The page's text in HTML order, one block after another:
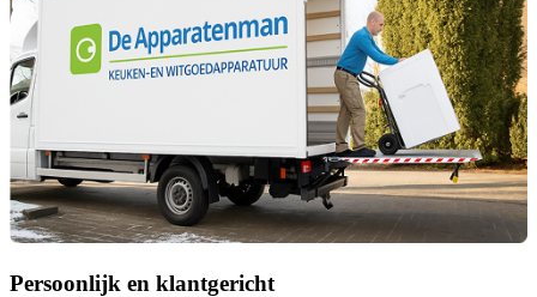
Persoonlijk en klantgericht